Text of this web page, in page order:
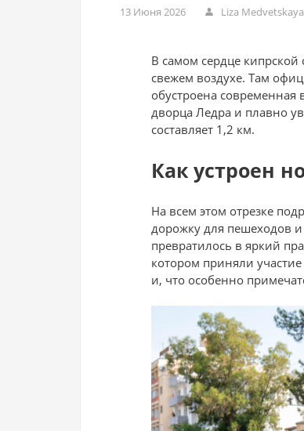
13 Июня 2026 Liza Medvetskaya
В самом сердце
свежем воздухе. Там
обустроена современная
дворца Ледра и плавно
составляет 1,2 км.
Как устроен
На всем этом отрезке
дорожку для пешеходов
превратилось в яркий
котором приняли
и, что особенно